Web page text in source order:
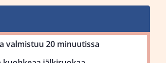
valmistuu 20 minuutissa